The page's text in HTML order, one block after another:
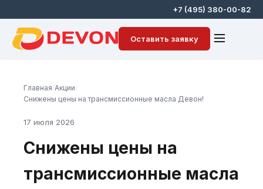
+7 (495) 380-00-82
Оставить заявку
Главная Акции
Снижены цены на трансмиссионные масла Девон!
17 июля 2026
Снижены цены на
трансмиссионные масла